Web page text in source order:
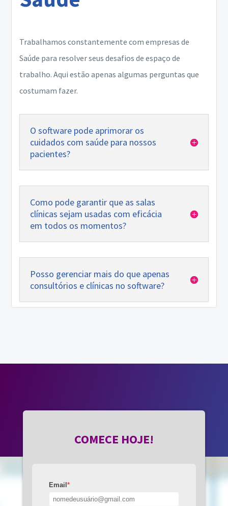
Trabalhamos constantemente com empresas de
Saúde para resolver seus desafios de espaço de
trabalho. Aqui estão apenas algumas perguntas que
costumam fazer.
O software pode aprimorar os
cuidados com saúde para nossos
pacientes?
Como pode garantir que as salas
clínicas sejam usadas com eficácia
em todos os momentos?
Posso gerenciar mais do que apenas
consultórios e clínicas no software?
COMECE HOJE!
Email *